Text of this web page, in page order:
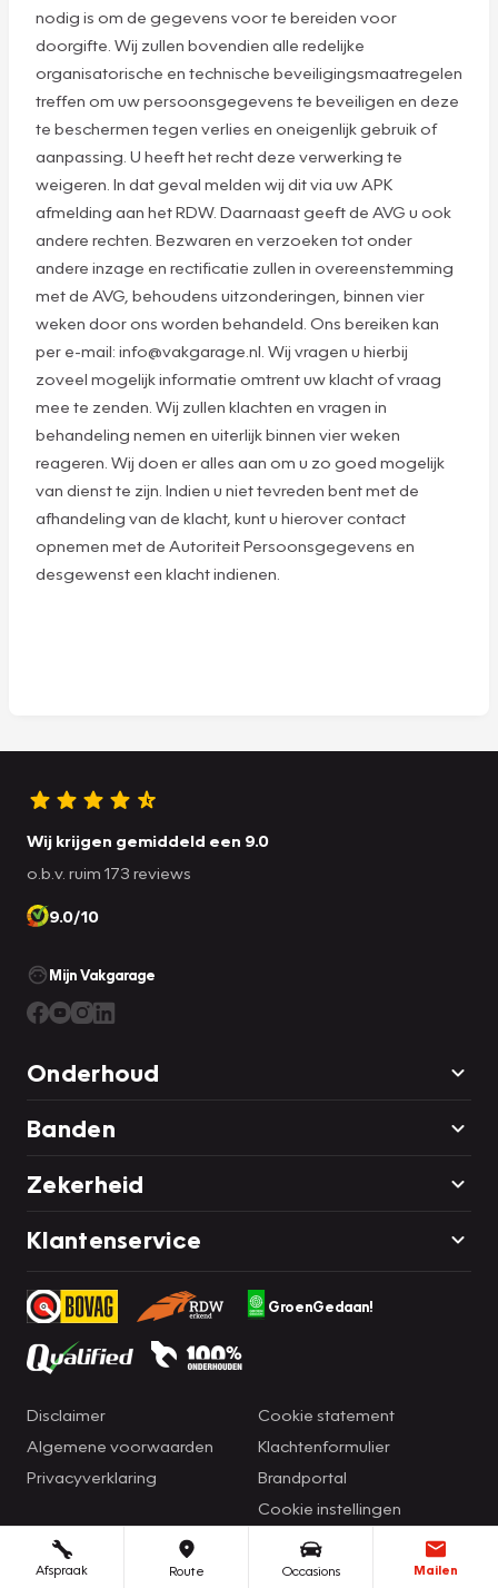
nodig is om de gegevens voor te bereiden voor
doorgifte. Wij zullen bovendien alle redelijke
organisatorische en technische beveiligingsmaatregelen
treffen om uw persoonsgegevens te beveiligen en deze
te beschermen tegen verlies en oneigenlijk gebruik of
aanpassing. U heeft het recht deze verwerking te
weigeren. In dat geval melden wij dit via uw APK
afmelding aan het RDW. Daarnaast geeft de AVG u ook
andere rechten. Bezwaren en verzoeken tot onder
andere inzage en rectificatie zullen in overeenstemming
met de AVG, behoudens uitzonderingen, binnen vier
weken door ons worden behandeld. Ons bereiken kan
per e-mail: info@vakgarage.nl. Wij vragen u hierbij
zoveel mogelijk informatie omtrent uw klacht of vraag
mee te zenden. Wij zullen klachten en vragen in
behandeling nemen en uiterlijk binnen vier weken
reageren. Wij doen er alles aan om u zo goed mogelijk
van dienst te zijn. Indien u niet tevreden bent met de
afhandeling van de klacht, kunt u hierover contact
opnemen met de Autoriteit Persoonsgegevens en
desgewenst een klacht indienen.
Afspraak Route Occasions Mailen
Wij krijgen gemiddeld een 9.0
o.b.v. ruim 173 reviews
9.0/10
Mijn Vakgarage
Onderhoud
Banden
Zekerheid
Klantenservice
GroenGedaan!
Disclaimer
Algemene voorwaarden
Privacyverklaring
Cookie statement
Klachtenformulier
Brandportal
Cookie instellingen